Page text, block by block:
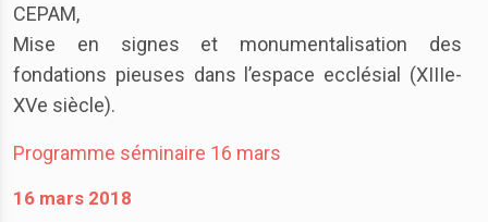
CEPAM,
Mise en signes et monumentalisation des
fondations pieuses dans l’espace ecclésial (XIIIe-
XVe siècle).
Programme séminaire 16 mars
16 mars 2018